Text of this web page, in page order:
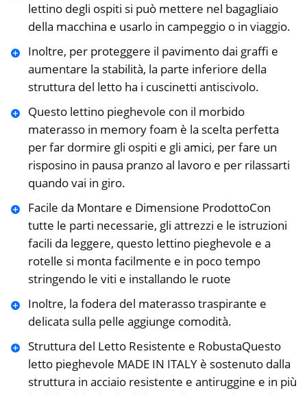
lettino degli ospiti si può mettere nel bagagliaio
della macchina e usarlo in campeggio o in viaggio.
Inoltre, per proteggere il pavimento dai graffi e
aumentare la stabilità, la parte inferiore della
struttura del letto ha i cuscinetti antiscivolo.
Questo lettino pieghevole con il morbido
materasso in memory foam è la scelta perfetta
per far dormire gli ospiti e gli amici, per fare un
risposino in pausa pranzo al lavoro e per rilassarti
quando vai in giro.
Facile da Montare e Dimensione ProdottoCon
tutte le parti necessarie, gli attrezzi e le istruzioni
facili da leggere, questo lettino pieghevole e a
rotelle si monta facilmente e in poco tempo
stringendo le viti e installando le ruote
Inoltre, la fodera del materasso traspirante e
delicata sulla pelle aggiunge comodità.
Struttura del Letto Resistente e RobustaQuesto
letto pieghevole MADE IN ITALY è sostenuto dalla
struttura in acciaio resistente e antiruggine e in più